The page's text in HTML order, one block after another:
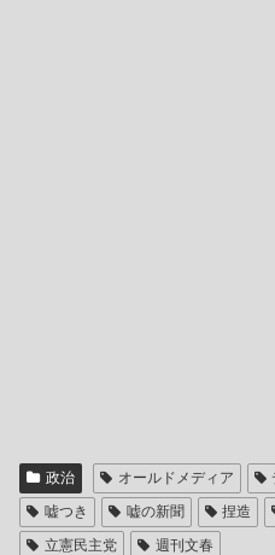
政治 オールドメディア
嘘つき
嘘の新聞 捏造
立憲民主党
週刊文春